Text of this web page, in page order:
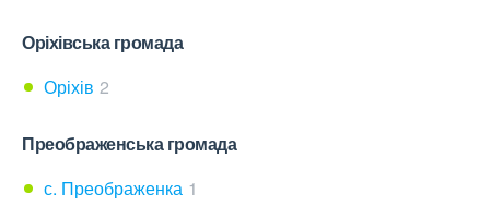
Оріхівська громада
Оріхів 2
Преображенська громада
с. Преображенка 1